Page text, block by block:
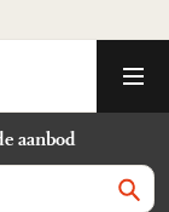
aanbod